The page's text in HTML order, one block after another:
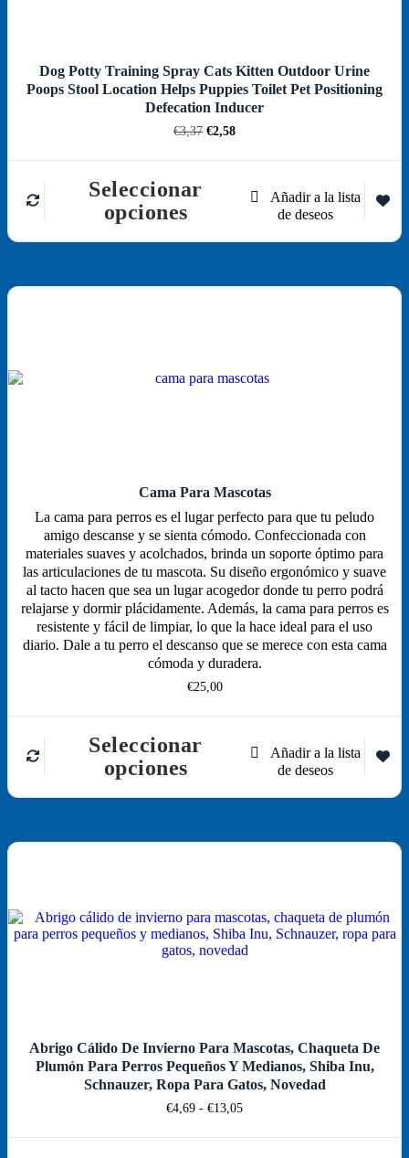
Dog Potty Training Spray Cats Kitten Outdoor Urine
Poops Stool Location Helps Puppies Toilet Pet Positioning
Defecation Inducer
€3,37 El
original
€2,58El
actual
€2,58.
Seleccionar
opciones
tiene
Las
en
Cama Para Mascotas
La cama para perros es el lugar perfecto para que tu peludo
amigo descanse y se sienta cómodo. Confeccionada con
materiales suaves y acolchados, brinda un soporte óptimo para
las articulaciones de tu mascota. Su diseño ergonómico y suave
al tacto hacen que sea un lugar acogedor donde tu perro podrá
relajarse y dormir plácidamente. Además, la cama para perros es
resistente y fácil de limpiar, lo que la hace ideal para el uso
diario. Dale a tu perro el descanso que se merece con esta cama
cómoda y duradera.
€25,00
Seleccionar
opciones
tiene
Las
elegir
en
la
Abrigo Cálido De Invierno Para Mascotas, Chaqueta De
Plumón Para Perros Pequeños Y Medianos, Shiba Inu,
Schnauzer, Ropa Para Gatos, Novedad
€4,69 - €13,05Rango
precios: